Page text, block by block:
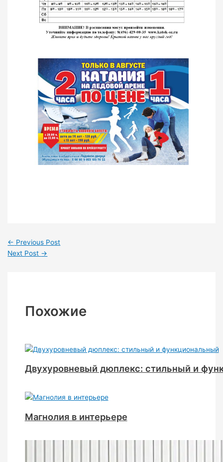
← Previous Post
Next Post →
Похожие
Двухуровневый дюплекс: стильный и
Магнолия в интерьере